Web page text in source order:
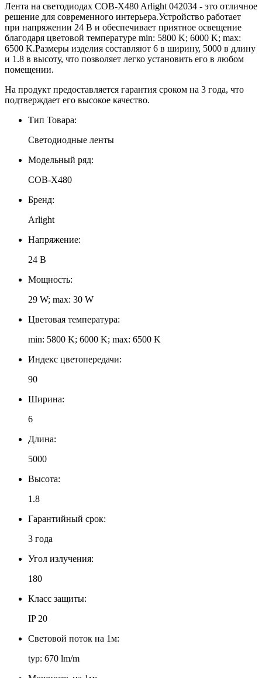
Лента на светодиодах COB-X480 Arlight 042034 - это отличное
решение для современного интерьера.Устройство работает
при напряжении 24 В и обеспечивает приятное освещение
благодаря цветовой температуре min: 5800 K; 6000 K; max:
6500 K.Размеры изделия составляют 6 в ширину, 5000 в длину
и 1.8 в высоту, что позволяет легко установить его в любом
помещении.
На продукт предоставляется гарантия сроком на 3 года, что
подтверждает его высокое качество.
Тип Товара:
Светодиодные ленты
Модельный ряд:
COB-X480
Бренд:
Arlight
Напряжение:
24 В
Мощность:
29 W; max: 30 W
Цветовая температура:
min: 5800 K; 6000 K; max: 6500 K
Индекс цветопередачи:
90
Ширина:
6
Длина:
5000
Высота:
1.8
Гарантийный срок:
3 года
Угол излучения:
180
Класс защиты:
IP 20
Световой поток на 1м:
typ: 670 lm/m